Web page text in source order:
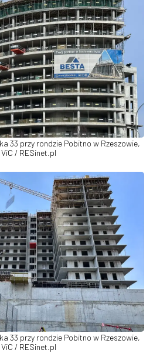
33 przy rondzie Pobitno w Rzeszowie,
/ RESinet.pl
33 przy rondzie Pobitno w Rzeszowie,
/ RESinet.pl